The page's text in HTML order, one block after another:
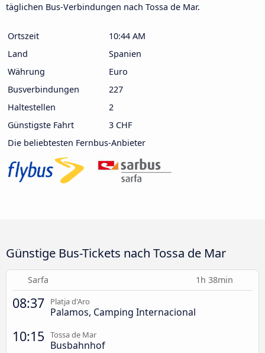
täglichen Bus-Verbindungen nach Tossa de Mar.
Ortszeit
10:44 AM
Land
Spanien
Währung
Euro
Busverbindungen
227
Haltestellen
2
Günstigste Fahrt
3 CHF
Die beliebtesten Fernbus-Anbieter
Günstige Bus-Tickets nach Tossa de Mar
Sarfa 1h 38min
08:37 Platja d'Aro
Palamos, Camping Internacional
10:15 Tossa de Mar
Busbahnhof